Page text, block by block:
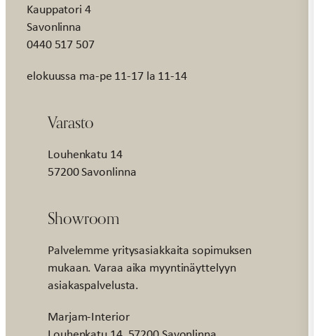
Kauppatori 4
Savonlinna
0440 517 507
elokuussa ma-pe 11-17 la 11-14
Varasto
Louhenkatu 14
57200 Savonlinna
Showroom
Palvelemme yritysasiakkaita sopimuksen
mukaan. Varaa aika myyntinäyttelyyn
asiakaspalvelusta.
Marjam-Interior